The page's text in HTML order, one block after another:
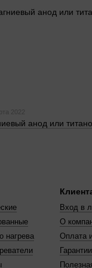
2022
анод или
нагрева
Вход в
О
Оплата